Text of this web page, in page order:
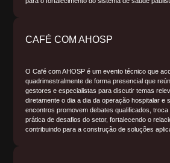
CAFÉ COM AHOSP
O Café com AHOSP é um evento técnico que
quadrimestralmente de forma presencial que
gestores e especialistas para discutir temas
diretamente o dia a dia da operação hospitalar e
encontros promovem debates qualificados,
prática de desafios do setor, fortalecendo o
contribuindo para a construção de soluções